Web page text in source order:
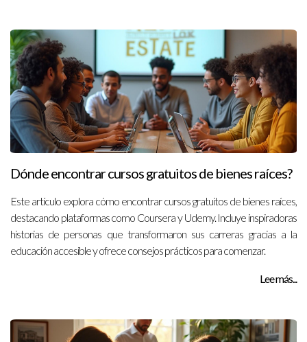
Dónde encontrar cursos gratuitos de bienes raíces?
Este artículo explora cómo encontrar cursos gratuitos de bienes raíces,
destacando plataformas como Coursera y Udemy. Incluye inspiradoras
historias de personas que transformaron sus carreras gracias a la
educación accesible y ofrece consejos prácticos para comenzar.
Lee más...